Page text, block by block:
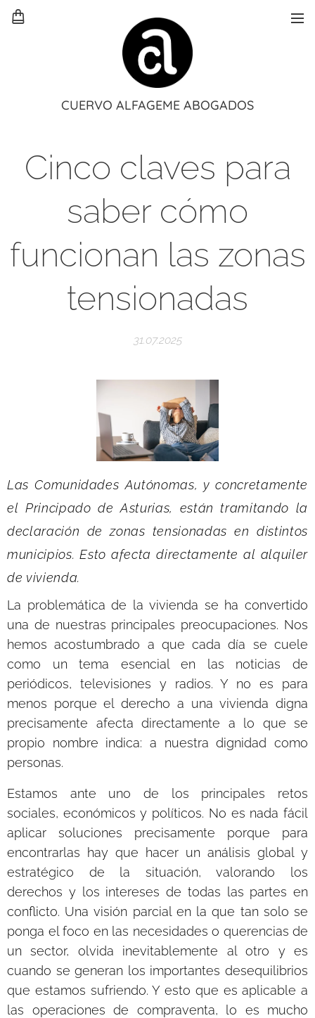
CUERVO ALFAGEME ABOGADOS
Cinco claves para
saber cómo
funcionan las zonas
tensionadas
31.07.2025
Las Comunidades Autónomas, y concretamente
el Principado de Asturias, están tramitando la
declaración de zonas tensionadas en distintos
municipios. Esto afecta directamente al alquiler
de vivienda.
La problemática de la vivienda se ha convertido
una de nuestras principales preocupaciones. Nos
hemos acostumbrado a que cada día se cuele
como un tema esencial en las noticias de
periódicos, televisiones y radios. Y no es para
menos porque el derecho a una vivienda digna
precisamente afecta directamente a lo que se
propio nombre indica: a nuestra dignidad como
personas.
Estamos ante uno de los principales retos
sociales, económicos y políticos. No es nada fácil
aplicar soluciones precisamente porque para
encontrarlas hay que hacer un análisis global y
estratégico de la situación, valorando los
derechos y los intereses de todas las partes en
conflicto. Una visión parcial en la que tan solo se
ponga el foco en las necesidades o querencias de
un sector, olvida inevitablemente al otro y es
cuando se generan los importantes desequilibrios
que estamos sufriendo. Y esto que es aplicable a
las operaciones de compraventa, lo es mucho